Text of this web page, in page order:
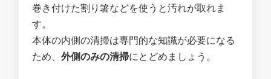
巻き付けた割り箸などを使うと汚れが取れま
す。
本体の内側の清掃は専門的な知識が必要になる
ため、外側のみの清掃にとどめましょう。